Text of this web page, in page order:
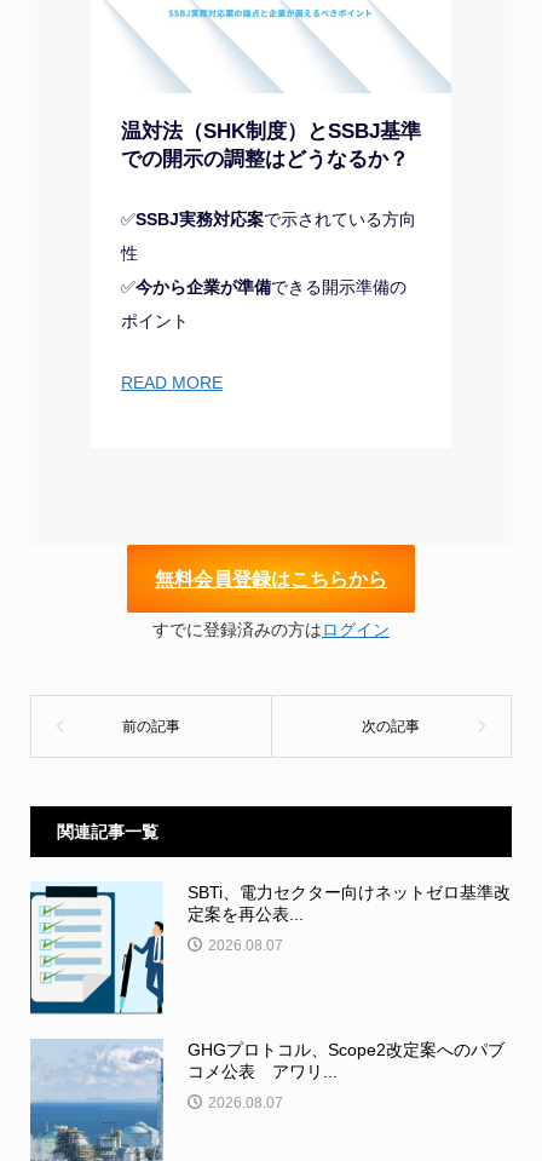
温対法（SHK制度）とSSBJ基準
での開示の調整はどうなるか？
✅SSBJ実務対応案で示されている方向
性
✅今から企業が準備できる開示準備の
ポイント
READ MORE
無料会員登録はこちらから
すでに登録済みの方はログイン
関連記事一覧
SBTi、電力セクター向けネットゼロ基準改
定案を再公表...
2026.08.07
GHGプロトコル、Scope2改定案へのパブ
コメ公表 アワリ...
2026.08.07